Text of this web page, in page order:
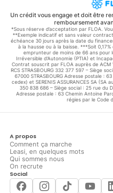
Un crédit vous engage et doit être
remboursement
*Sous réserve d’acceptation par FLOA.
**Exemple indicatif et sans valeur
échéance 30 jours après la date du
à la hausse ou à la baisse. ***Soit
emprunteur de moins de 66 ans pour
Irréversible d'Autonomie (PTIA) et
Contrat souscrit par FLOA auprès de ACM
RCS STRASBOURG 332 377 597 – Siège
67000 STRASBOURG Adresse postale :
cedex) et SERENIS ASSURANCES SA (SA
350 838 686 – Siège social : 25 rue du
Adresse postale : 63 Chemin Antoine
régies par le Code
A propos
Comment ça marche
Leasi, en quelques mots
Qui sommes nous
On recrute
Social